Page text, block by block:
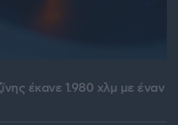
έκανε 1.980 χλμ με έναν